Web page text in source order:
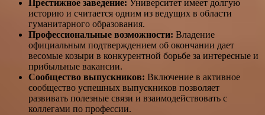
Престижное заведение: Университет имеет долгую
историю и считается одним из ведущих в области
гуманитарного образования.
Профессиональные возможности: Владение
официальным подтверждением об окончании дает
весомые козыри в конкурентной борьбе за интересные и
прибыльные вакансии.
Сообщество выпускников: Включение в активное
сообщество успешных выпускников позволяет
развивать полезные связи и взаимодействовать с
коллегами по профессии.